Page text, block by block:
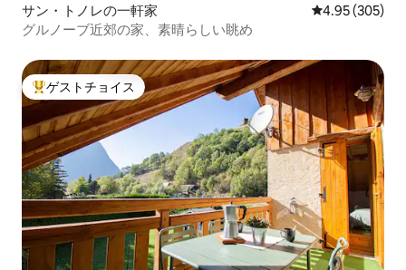
サン・トノレの一軒家 レビュー305
4.95 (305)
グルノーブ近郊の家、素晴らしい眺め
大好評のゲストチョイスです。
ゲストチョイス